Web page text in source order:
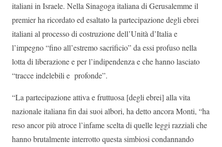
italiani in Israele. Nella Sinagoga italiana di Gerusalemme il
premier ha ricordato ed esaltato la partecipazione degli ebrei
italiani al processo di costruzione dell’Unità d’Italia e
l’impegno “fino all’estremo sacrificio” da essi profuso nella
lotta di liberazione e per l’indipendenza e che hanno lasciato
“tracce indelebili e profonde”.
“La partecipazione attiva e fruttuosa [degli ebrei] alla vita
nazionale italiana fin dai suoi albori, ha detto ancora Monti, “ha
reso ancor più atroce l’infame scelta di quelle leggi razziali che
hanno brutalmente interrotto questa simbiosi condannando